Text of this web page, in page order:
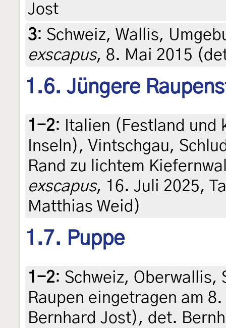
Jost
3: Schweiz, Wallis,
exscapus, 8. Mai 2015
1.6. Jüngere
1-2:
Italien (Festland und
Inseln), Vintschgau,
Rand zu lichtem
exscapus, 16. Juli 2025,
Matthias Weid)
1.7. Puppe
1-2: Schweiz, Oberwallis,
Raupen eingetragen am
Bernhard Jost), det.